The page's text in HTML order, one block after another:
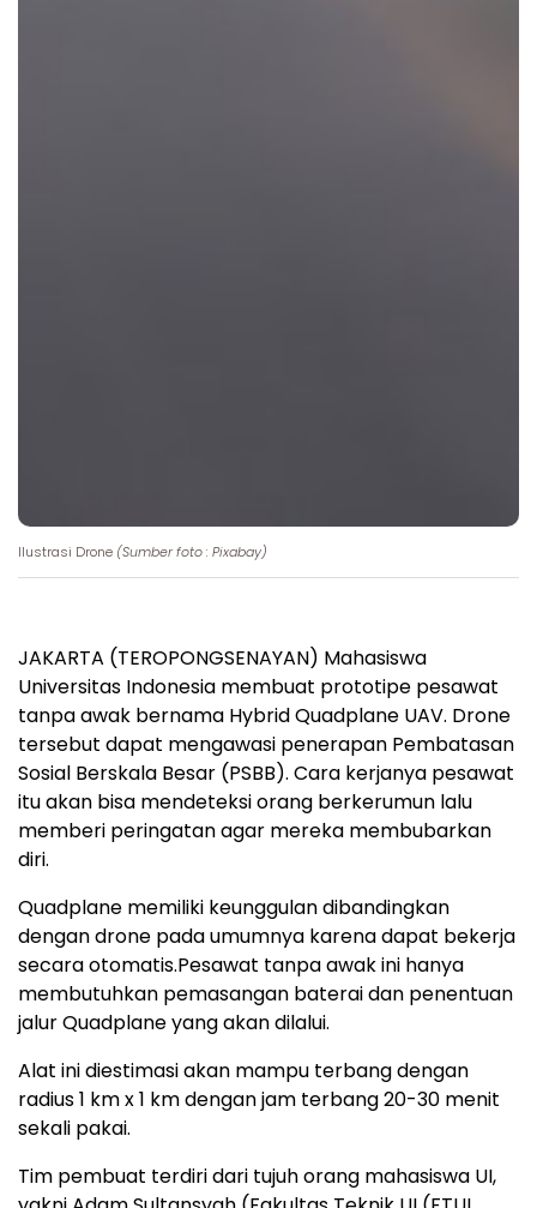
Ilustrasi Drone (Sumber foto : Pixabay)
JAKARTA (TEROPONGSENAYAN) Mahasiswa
Universitas Indonesia membuat prototipe pesawat
tanpa awak bernama Hybrid Quadplane UAV. Drone
tersebut dapat mengawasi penerapan Pembatasan
Sosial Berskala Besar (PSBB). Cara kerjanya pesawat
itu akan bisa mendeteksi orang berkerumun lalu
memberi peringatan agar mereka membubarkan
diri.
Quadplane memiliki keunggulan dibandingkan
dengan drone pada umumnya karena dapat bekerja
secara otomatis.Pesawat tanpa awak ini hanya
membutuhkan pemasangan baterai dan penentuan
jalur Quadplane yang akan dilalui.
Alat ini diestimasi akan mampu terbang dengan
radius 1 km x 1 km dengan jam terbang 20-30 menit
sekali pakai.
Tim pembuat terdiri dari tujuh orang mahasiswa UI,